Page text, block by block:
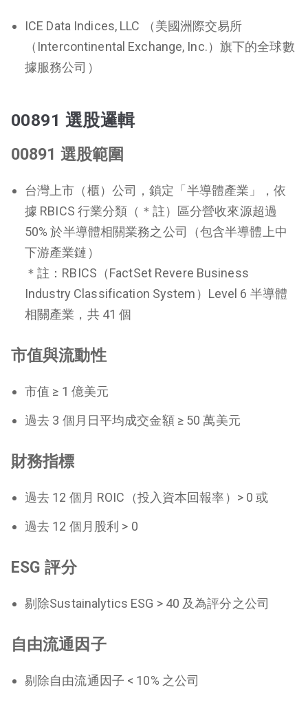
ICE Data Indices, LLC （美國洲際交易所
（Intercontinental Exchange, Inc.）旗下的全球數
據服務公司）
00891 選股邏輯
00891 選股範圍
台灣上市（櫃）公司，鎖定「半導體產業」，依
據 RBICS 行業分類（＊註）區分營收來源超過
50% 於半導體相關業務之公司（包含半導體上中
下游產業鏈）
＊註：RBICS（FactSet Revere Business
Industry Classification System）Level 6 半導體
相關產業，共 41 個
市值與流動性
市值 ≥ 1 億美元
過去 3 個月日平均成交金額 ≥ 50 萬美元
財務指標
過去 12 個月 ROIC（投入資本回報率）> 0 或
過去 12 個月股利 > 0
ESG 評分
剔除Sustainalytics ESG > 40 及為評分之公司
自由流通因子
剔除自由流通因子 < 10% 之公司